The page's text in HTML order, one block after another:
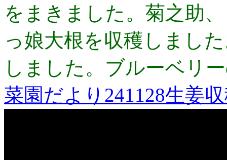
をまきました。菊之助
っ娘大根を収穫しまし
しました。ブルーベリ
菜園だより241128生姜